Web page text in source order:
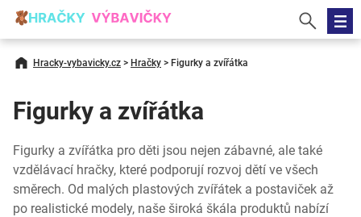
Hracky-vybavicky.cz > Hračky > Figurky a zvířátka
Figurky a zvířátka
Figurky a zvířátka pro děti jsou nejen zábavné, ale také
vzdělávací hračky, které podporují rozvoj dětí ve všech
směrech. Od malých plastových zvířátek a postaviček až
po realistické modely, naše široká škála produktů nabízí